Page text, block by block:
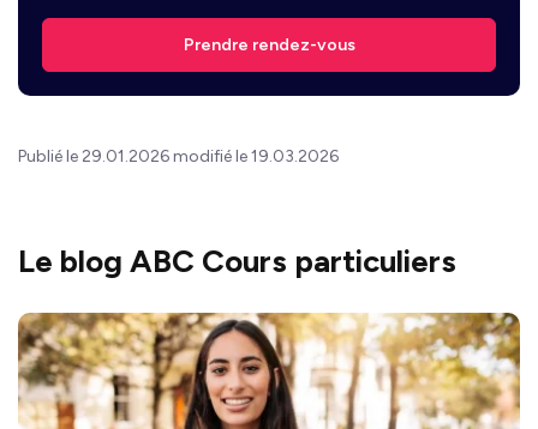
Prendre rendez-vous
Publié le 29.01.2026 modifié le 19.03.2026
Le blog ABC Cours particuliers